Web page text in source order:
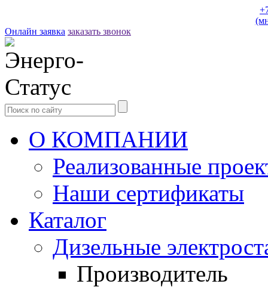
Онлайн заявка заказать звонок
О КОМПАНИИ
Реализованные
Наши сертификаты
Каталог
Дизельные
Производитель